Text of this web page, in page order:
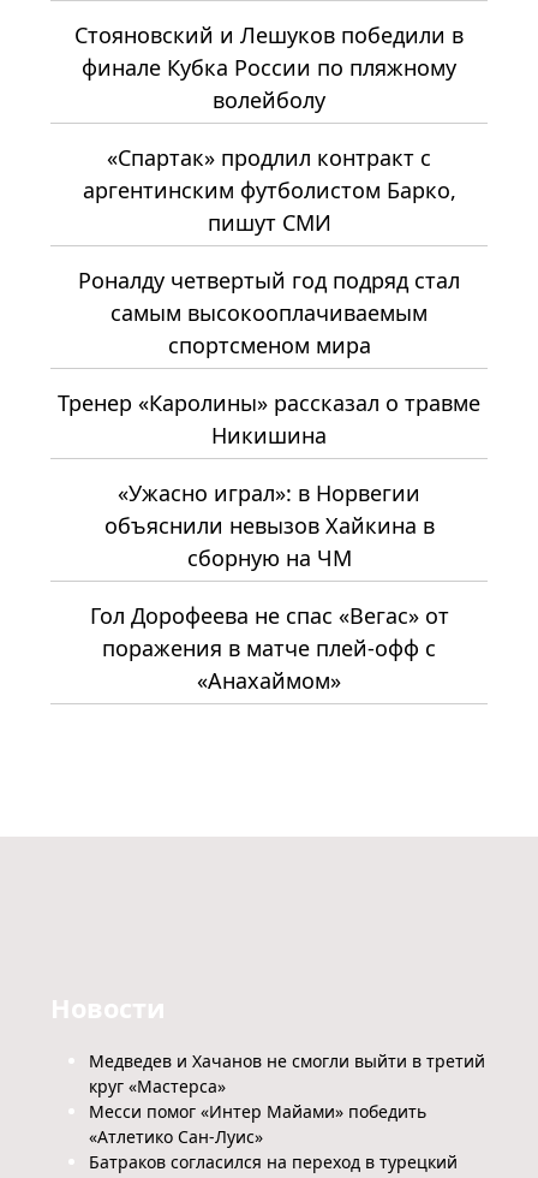
Стояновский и Лешуков победили в
финале Кубка России по пляжному
волейболу
«Спартак» продлил контракт с
аргентинским футболистом Барко,
пишут СМИ
Роналду четвертый год подряд стал
самым высокооплачиваемым
спортсменом мира
Тренер «Каролины» рассказал о травме
Никишина
«Ужасно играл»: в Норвегии
объяснили невызов Хайкина в
сборную на ЧМ
Гол Дорофеева не спас «Вегас» от
поражения в матче плей-офф с
«Анахаймом»
Новости
Медведев и Хачанов не смогли выйти в третий
круг «Мастерса»
Месси помог «Интер Майами» победить
«Атлетико Сан-Луис»
Батраков согласился на переход в турецкий